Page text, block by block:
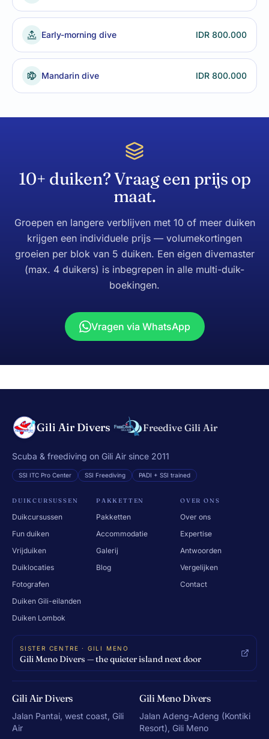
Early-morning dive IDR 800.000
Mandarin dive IDR 800.000
10+ duiken? Vraag een prijs op
maat.
Groepen en langere verblijven met 10 of meer duiken
krijgen een individuele prijs — volumekortingen
groeien per blok van 5 duiken. Een eigen divemaster
(max. 4 duikers) is inbegrepen in alle multi-duik-
boekingen.
Vragen via WhatsApp
Gili Air Divers Freedive Gili Air
Scuba & freediving on Gili Air since 2011
SSI ITC Pro Center SSI Freediving PADI + SSI trained
DUIKCURSUSSEN
Duikcursussen
Fun duiken
Vrijduiken
Duiklocaties
Fotografen
Duiken Gili-eilanden
Duiken Lombok
PAKKETTEN
Pakketten
Accommodatie
Galerij
Blog
OVER ONS
Over ons
Expertise
Antwoorden
Vergelijken
Contact
SISTER CENTRE · GILI MENO
Gili Meno Divers — the quieter island next door
Gili Air Divers
Jalan Pantai, west coast, Gili
Air
Gili Meno Divers
Jalan Adeng-Adeng (Kontiki
Resort), Gili Meno